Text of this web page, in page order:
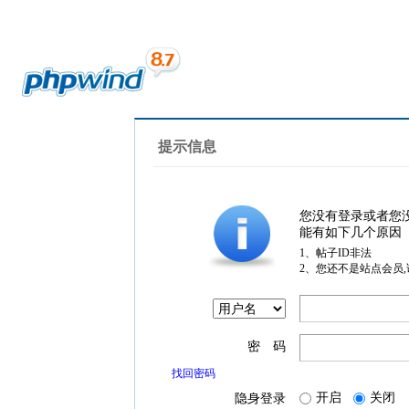
提示信息
您没有登录或者您
能有如下几个原因
1、帖子ID非法
2、您还不是站点会员
密 码
找回密码
隐身登录 开启 关闭